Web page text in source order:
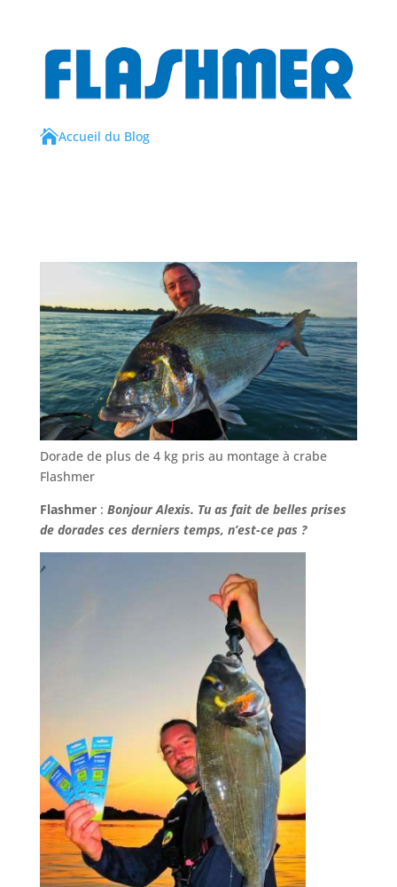
Accueil du Blog
Dorade de plus de 4 kg pris au montage à crabe
Flashmer
Flashmer : Bonjour Alexis. Tu as fait de belles prises
de dorades ces derniers temps, n’est-ce pas ?